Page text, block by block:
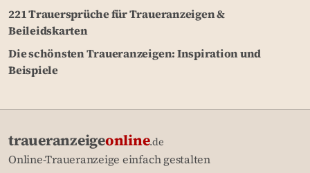
221 Trauersprüche für Traueranzeigen &
Beileidskarten
Die schönsten Traueranzeigen: Inspiration und
Beispiele
traueranzeigeonline.de
Online-Traueranzeige einfach gestalten